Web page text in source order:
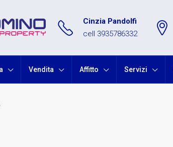
Cinzia Pandolfi
cell 3935786332
Vendita Affitto Servizi